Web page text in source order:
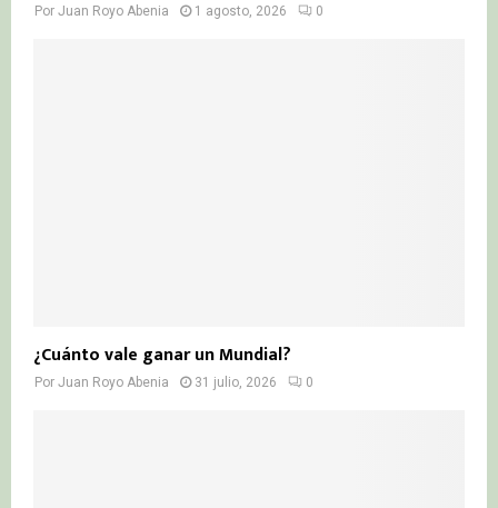
Por Juan Royo Abenia 1 agosto, 2026 0
¿Cuánto vale ganar un Mundial?
Por Juan Royo Abenia 31 julio, 2026 0